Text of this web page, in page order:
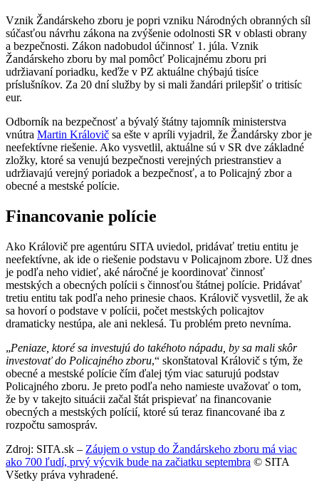
Vznik Žandárskeho zboru je popri vzniku Národných obranných síl
súčasťou návrhu zákona na zvýšenie odolnosti SR v oblasti obrany
a bezpečnosti. Zákon nadobudol účinnosť 1. júla. Vznik
Žandárskeho zboru by mal pomôcť Policajnému zboru pri
udržiavaní poriadku, keďže v PZ aktuálne chýbajú tisíce
príslušníkov. Za 20 dní služby by si mali žandári prilepšiť o tritisíc
eur.
Odborník na bezpečnosť a bývalý štátny tajomník ministerstva
vnútra Martin Královič sa ešte v apríli vyjadril, že Žandársky zbor je
neefektívne riešenie. Ako vysvetlil, aktuálne sú v SR dve základné
zložky, ktoré sa venujú bezpečnosti verejných priestranstiev a
udržiavajú verejný poriadok a bezpečnosť, a to Policajný zbor a
obecné a mestské polície.
Financovanie polície
Ako Královič pre agentúru SITA uviedol, pridávať tretiu entitu je
neefektívne, ak ide o riešenie podstavu v Policajnom zbore. Už dnes
je podľa neho vidieť, aké náročné je koordinovať činnosť
mestských a obecných polícii s činnosťou štátnej polície. Pridávať
tretiu entitu tak podľa neho prinesie chaos. Královič vysvetlil, že ak
sa hovorí o podstave v polícii, počet mestských policajtov
dramaticky nestúpa, ale ani neklesá. Tu problém preto nevníma.
„Peniaze, ktoré sa investujú do takéhoto nápadu, by sa mali skôr
investovať do Policajného zboru,“ skonštatoval Královič s tým, že
obecné a mestské polície čím ďalej tým viac saturujú podstav
Policajného zboru. Je preto podľa neho namieste uvažovať o tom,
že by v takejto situácii začal štát prispievať na financovanie
obecných a mestských polícií, ktoré sú teraz financované iba z
rozpočtu samospráv.
Zdroj: SITA.sk – Záujem o vstup do Žandárskeho zboru má viac
ako 700 ľudí, prvý výcvik bude na začiatku septembra © SITA
Všetky práva vyhradené.